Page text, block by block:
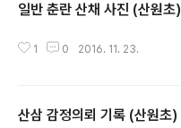
일반 춘란 산채 사진 (산원초)
1 0 2016. 11. 23.
산삼 감정의뢰 기록 (산원초)